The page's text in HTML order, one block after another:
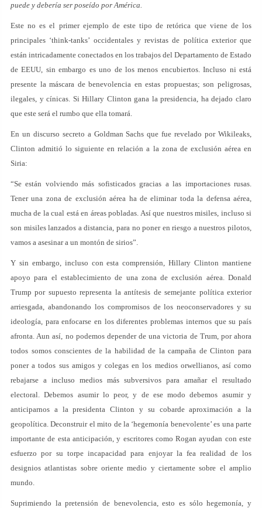
puede y debería ser poseído por América.
Este no es el primer ejemplo de este tipo de retórica que viene de los
principales ‘think-tanks’ occidentales y revistas de política exterior que
están intricadamente conectados en los trabajos del Departamento de Estado
de EEUU, sin embargo es uno de los menos encubiertos. Incluso ni está
presente la máscara de benevolencia en estas propuestas; son peligrosas,
ilegales, y cínicas. Si Hillary Clinton gana la presidencia, ha dejado claro
que este será el rumbo que ella tomará.
En un discurso secreto a Goldman Sachs que fue revelado por Wikileaks,
Clinton admitió lo siguiente en relación a la zona de exclusión aérea en
Siria:
“Se están volviendo más sofisticados gracias a las importaciones rusas.
Tener una zona de exclusión aérea ha de eliminar toda la defensa aérea,
mucha de la cual está en áreas pobladas. Así que nuestros misiles, incluso si
son misiles lanzados a distancia, para no poner en riesgo a nuestros pilotos,
vamos a asesinar a un montón de sirios”.
Y sin embargo, incluso con esta comprensión, Hillary Clinton mantiene
apoyo para el establecimiento de una zona de exclusión aérea. Donald
Trump por supuesto representa la antítesis de semejante política exterior
arriesgada, abandonando los compromisos de los neoconservadores y su
ideología, para enfocarse en los diferentes problemas internos que su país
afronta. Aun así, no podemos depender de una victoria de Trum, por ahora
todos somos conscientes de la habilidad de la campaña de Clinton para
poner a todos sus amigos y colegas en los medios orwellianos, así como
rebajarse a incluso medios más subversivos para amañar el resultado
electoral. Debemos asumir lo peor, y de ese modo debemos asumir y
anticiparnos a la presidenta Clinton y su cobarde aproximación a la
geopolítica. Deconstruir el mito de la ‘hegemonía benevolente’ es una parte
importante de esta anticipación, y escritores como Rogan ayudan con este
esfuerzo por su torpe incapacidad para enjoyar la fea realidad de los
designios atlantistas sobre oriente medio y ciertamente sobre el amplio
mundo.
Suprimiendo la pretensión de benevolencia, esto es sólo hegemonía, y